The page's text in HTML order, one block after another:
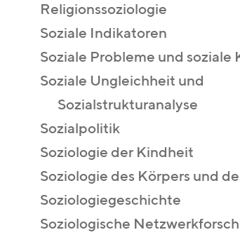
Religionssoziologie
Soziale Indikatoren
Soziale Probleme und soziale
Soziale Ungleichheit und
Sozialstrukturanalyse
Sozialpolitik
Soziologie der Kindheit
Soziologie des Körpers und
Soziologiegeschichte
Soziologische